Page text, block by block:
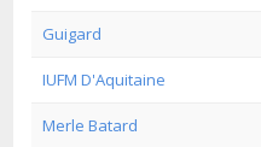
Guigard
IUFM D'Aquitaine
Merle Batard